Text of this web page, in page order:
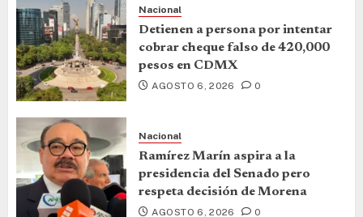
Nacional
Detienen a persona por intentar
cobrar cheque falso de 420,000
pesos en CDMX
AGOSTO 6, 2026 0
Nacional
Ramírez Marín aspira a la
presidencia del Senado pero
respeta decisión de Morena
AGOSTO 6, 2026 0